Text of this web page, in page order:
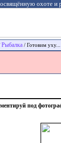
охоте и
Рыбалка / Готовим
под